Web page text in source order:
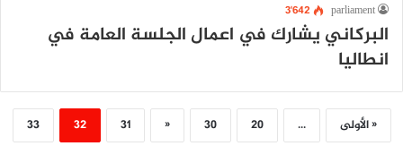
parliament 3٬642
البركاني يشارك في اعمال الجلسة العامة في
انطاليا
« الأولى ...
20
30
«
31
32
33